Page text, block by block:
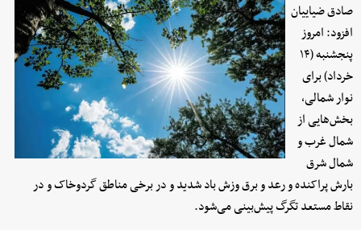
صادق ضیاییان
افزود: امروز
پنجشنبه (۱۴
خرداد) برای
نوار شمالی،
بخش‌هایی از
شمال غرب و
شمال شرق
بارش پراکنده و رعد و برق وزش باد شدید و در برخی مناطق گردوخاک و در
نقاط مستعد تگرگ پیش‌بینی می‌شود.